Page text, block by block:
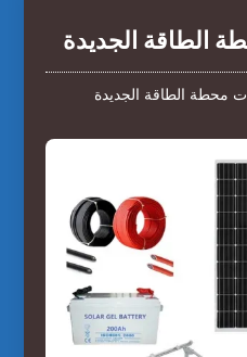
الطاقة الجديدة
محطة الطاقة الجديدة